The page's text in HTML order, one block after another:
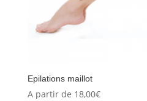
Epilations maillot
A partir de 18,00€